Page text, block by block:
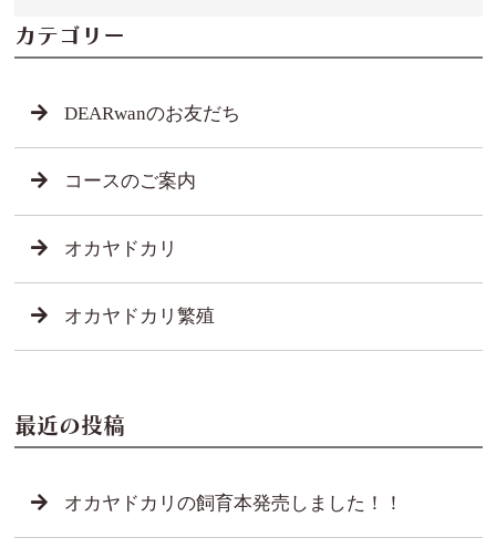
カテゴリー
DEARwanのお友だち
コースのご案内
オカヤドカリ
オカヤドカリ繁殖
最近の投稿
オカヤドカリの飼育本発売しました！！